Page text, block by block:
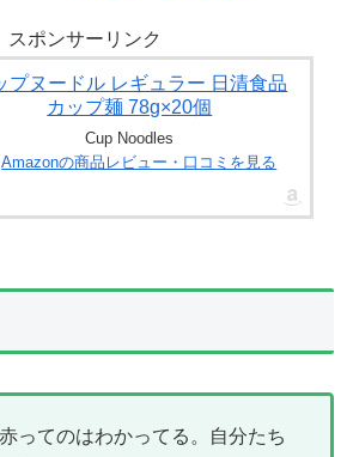
する事態に
スポンサーリンク
プヌードル レギュラー 日清食品
カップ麺 78g×20個
Cup Noodles
Amazonの商品レビュー・口コミを見る
ってのはわかってる。自分たち